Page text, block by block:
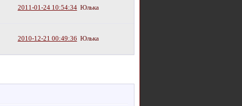
2011-01-24 10:54:34 Юлька
2010-12-21 00:49:36 Юлька